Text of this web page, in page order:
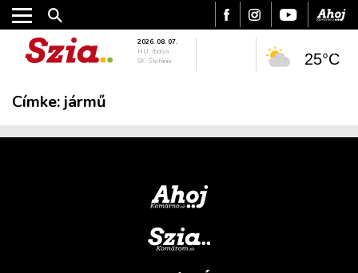
PODCAST
MIX
2026. 08. 07.
HU: Ibolya
SK: Štefánia
25°C
Címke: jármű